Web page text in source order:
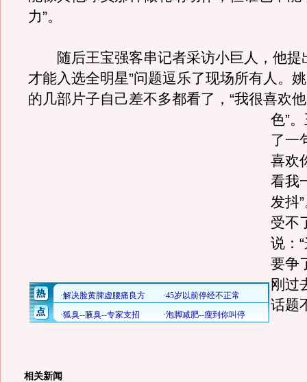
力”。
随后王宝强客串记者采访小巨人，他提
才能入选全明星”问题逗乐了现场所有人。
的几部片子自己差不多都看了，“我很喜欢
色”。
了一
喜欢
看我
发抖
受不
说：
要争
刚过
话题
相关新闻